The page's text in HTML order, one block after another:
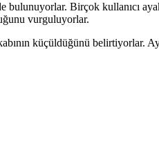
Birçok kullanıcı
vurguluyorlar.
küçüldüğünü belirtiyorlar.